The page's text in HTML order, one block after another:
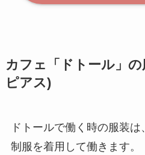
カフェ「ドトール」の
ピアス)
ドトールで働く時の服装
制服を着用して働きます。